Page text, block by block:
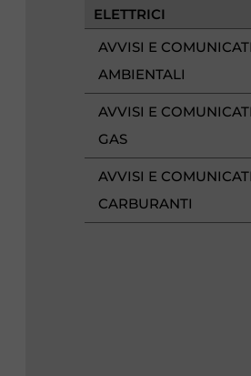
ELETTRICI
AVVISI E
AMBIENTALI
AVVISI E
GAS
AVVISI E
CARBURANTI